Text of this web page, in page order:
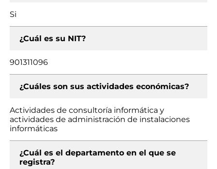
Si
¿Cuál es su NIT?
901311096
¿Cuáles son sus actividades económicas?
Actividades de consultoría informática y
actividades de administración de instalaciones
informáticas
¿Cuál es el departamento en el que se
registra?